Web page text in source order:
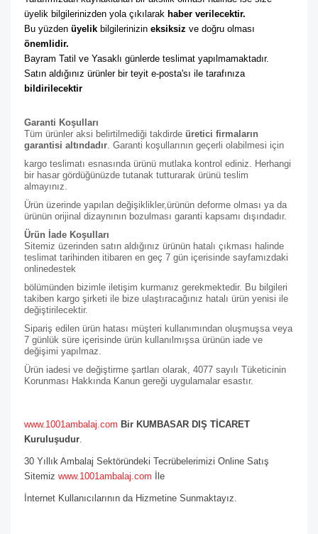
üyelik bilgilerinizden yola çıkılarak haber verilecektir.
Bu yüzden üyelik bilgilerinizin eksiksiz
önemlidir.
Bayram Tatil ve Yasaklı günlerde teslimat yapılmamaktadır.
Satın aldığınız ürünler bir teyit e-posta'sı ile tarafınıza
bildirilecektir
Garanti Koşulları
Tüm ürünler aksi belirtilmediği takdirde üretici firmaların
garantisi altındadır. Garanti koşullarının geçerli olabilmesi için
kargo teslimatı esnasında ürünü mutlaka kontrol ediniz. Herhangi
bir hasar gördüğünüzde tutanak tutturarak ürünü teslim
almayınız.
Ürün üzerinde yapılan değişiklikler,ürünün deforme olması ya da
ürünün orijinal dizaynının bozulması garanti kapsamı dışındadır.
Ürün İade Koşulları
Sitemiz üzerinden satın aldığınız ürünün hatalı çıkması halinde
teslimat tarihinden itibaren en geç 7 gün içerisinde sayfamızdaki
onlinedestek
bölümünden bizimle iletişim kurmanız gerekmektedir. Bu bilgileri
takiben kargo şirketi ile bize ulaştıracağınız hatalı ürün yenisi ile
değiştirilecektir.
Sipariş edilen ürün hatası müşteri kullanımından oluşmuşsa veya
7 günlük süre içerisinde ürün kullanılmışsa ürünün iade ve
değişimi yapılmaz.
Ürün iadesi ve değiştirme şartları olarak, 4077 sayılı Tüketicinin
Korunması Hakkında Kanun gereği uygulamalar esastır.
www.1001ambalaj.com Bir KUMBASAR DIŞ TİCARET
Kuruluşudur.
30 Yıllık Ambalaj Sektöründeki Tecrübelerimizi Online Satış
Sitemiz www.1001ambalaj.com İle
İnternet Kullanıcılarının da Hizmetine Sunmaktayız.